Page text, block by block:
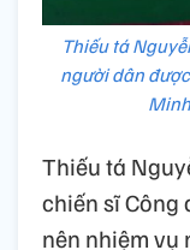
Thiếu tá
người dân
Thiếu tá
chiến sĩ Công
nên nhiệm vụ